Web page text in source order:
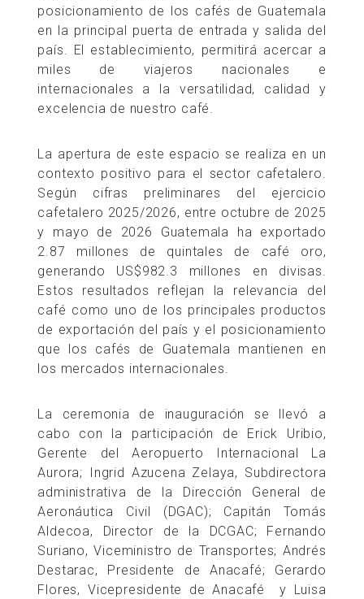
posicionamiento de los cafés de Guatemala
en la principal puerta de entrada y salida del
país. El establecimiento, permitirá acercar a
miles de viajeros nacionales e
internacionales a la versatilidad, calidad y
excelencia de nuestro café.
La apertura de este espacio se realiza en un
contexto positivo para el sector cafetalero.
Según cifras preliminares del ejercicio
cafetalero 2025/2026, entre octubre de 2025
y mayo de 2026 Guatemala ha exportado
2.87 millones de quintales de café oro,
generando US$982.3 millones en divisas.
Estos resultados reflejan la relevancia del
café como uno de los principales productos
de exportación del país y el posicionamiento
que los cafés de Guatemala mantienen en
los mercados internacionales.
La ceremonia de inauguración se llevó a
cabo con la participación de Erick Uribio,
Gerente del Aeropuerto Internacional La
Aurora; Ingrid Azucena Zelaya, Subdirectora
administrativa de la Dirección General de
Aeronáutica Civil (DGAC); Capitán Tomás
Aldecoa, Director de la DCGAC; Fernando
Suriano, Viceministro de Transportes; Andrés
Destarac, Presidente de Anacafé; Gerardo
Flores, Vicepresidente de Anacafé y Luisa